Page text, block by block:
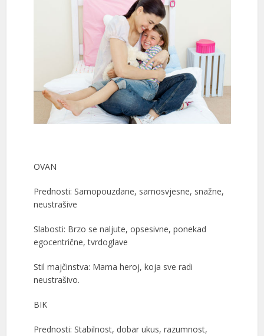
OVAN
Prednosti: Samopouzdane, samosvjesne, snažne,
neustrašive
Slabosti: Brzo se naljute, opsesivne, ponekad
egocentrične, tvrdoglave
Stil majčinstva: Mama heroj, koja sve radi
neustrašivo.
BIK
Prednosti: Stabilnost, dobar ukus, razumnost,